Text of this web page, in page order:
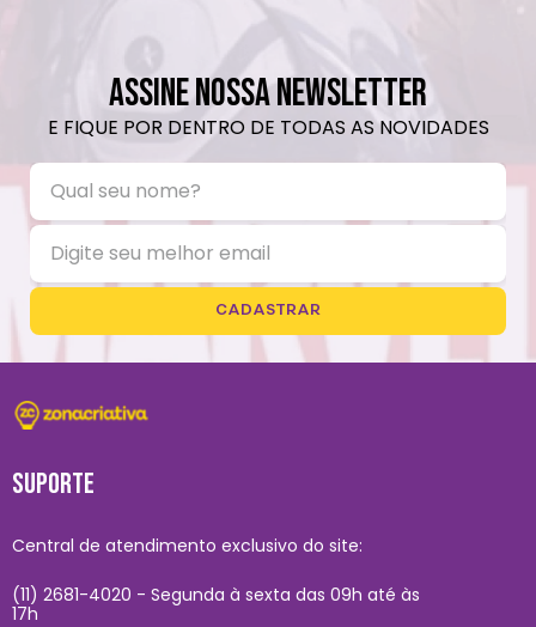
ASSINE NOSSA NEWSLETTER
E FIQUE POR DENTRO DE TODAS AS NOVIDADES
CADASTRAR
SUPORTE
Central de atendimento exclusivo do site:
(11) 2681-4020 - Segunda à sexta das 09h até às
17h